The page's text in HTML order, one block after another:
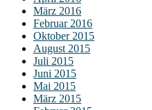
März 2016
Februar 2016
Oktober 2015
August 2015
Juli 2015
Juni 2015
Mai 2015
März 2015